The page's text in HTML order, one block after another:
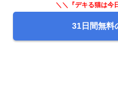
＼＼『デキる猫は今
31日間無料